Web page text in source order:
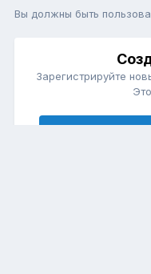
Вы должны быть
Зарегистрируйте